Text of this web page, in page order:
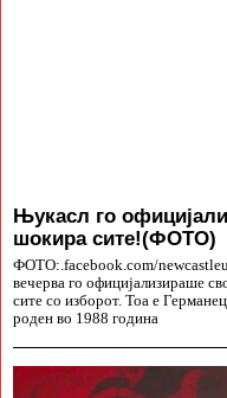
Њукасл го
шокира сите!(ФОТО)
ФОТО:.facebook.com/
вечерва го официјализираше
сите со изборот. Тоа е
роден во 1988 година